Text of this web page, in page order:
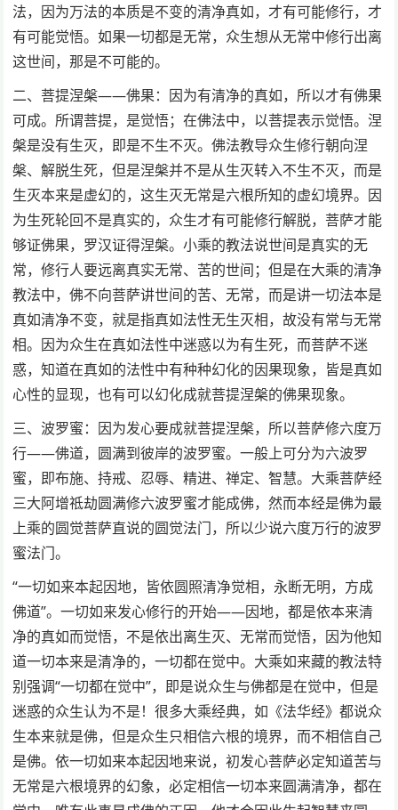
法，因为万法的本质是不变的清净真如，才有可能修行，才
有可能觉悟。如果一切都是无常，众生想从无常中修行出离
这世间，那是不可能的。
二、菩提涅槃——佛果：因为有清净的真如，所以才有佛果
可成。所谓菩提，是觉悟；在佛法中，以菩提表示觉悟。涅
槃是没有生灭，即是不生不灭。佛法教导众生修行朝向涅
槃、解脱生死，但是涅槃并不是从生灭转入不生不灭，而是
生灭本来是虚幻的，这生灭无常是六根所知的虚幻境界。因
为生死轮回不是真实的，众生才有可能修行解脱，菩萨才能
够证佛果，罗汉证得涅槃。小乘的教法说世间是真实的无
常，修行人要远离真实无常、苦的世间；但是在大乘的清净
教法中，佛不向菩萨讲世间的苦、无常，而是讲一切法本是
真如清净不变，就是指真如法性无生灭相，故没有常与无常
相。因为众生在真如法性中迷惑以为有生死，而菩萨不迷
惑，知道在真如的法性中有种种幻化的因果现象，皆是真如
心性的显现，也有可以幻化成就菩提涅槃的佛果现象。
三、波罗蜜：因为发心要成就菩提涅槃，所以菩萨修六度万
行——佛道，圆满到彼岸的波罗蜜。一般上可分为六波罗
蜜，即布施、持戒、忍辱、精进、禅定、智慧。大乘菩萨经
三大阿增祗劫圆满修六波罗蜜才能成佛，然而本经是佛为最
上乘的圆觉菩萨直说的圆觉法门，所以少说六度万行的波罗
蜜法门。
“一切如来本起因地，皆依圆照清净觉相，永断无明，方成
佛道”。一切如来发心修行的开始——因地，都是依本来清
净的真如而觉悟，不是依出离生灭、无常而觉悟，因为他知
道一切本来是清净的，一切都在觉中。大乘如来藏的教法特
别强调“一切都在觉中”，即是说众生与佛都是在觉中，但是
迷惑的众生认为不是！很多大乘经典，如《法华经》都说众
生本来就是佛，但是众生只相信六根的境界，而不相信自己
是佛。依一切如来本起因地来说，初发心菩萨必定知道苦与
无常是六根境界的幻象，必定相信一切本来圆满清净，都在